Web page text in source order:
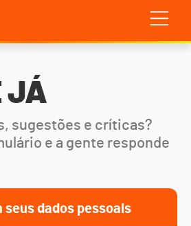
JÁ
sugestões e críticas?
e a gente responde
seus dados pessoais